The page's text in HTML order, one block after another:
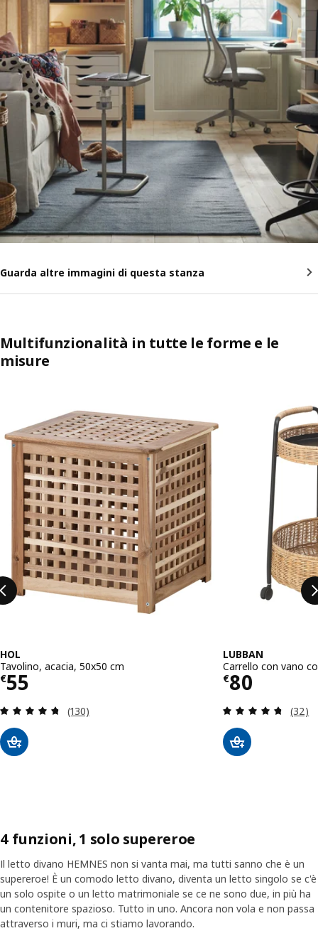
Guarda altre immagini di questa stanza
Multifunzionalità in tutte le forme e le
misure
HOL
Tavolino, acacia, 50x50 cm
€55
Prezzo € 55
Recensione: 4.7 fuori da 5 stelle. Totale
(130)
LUBBAN
Carrello con vano
€80
Prezzo €
(32)
4 funzioni, 1 solo supereroe
Il letto divano HEMNES non si vanta mai, ma tutti sanno che è un
supereroe! È un comodo letto divano, diventa un letto singolo se c'è
un solo ospite o un letto matrimoniale se ce ne sono due, in più ha
un contenitore spazioso. Tutto in uno. Ancora non vola e non passa
attraverso i muri, ma ci stiamo lavorando.